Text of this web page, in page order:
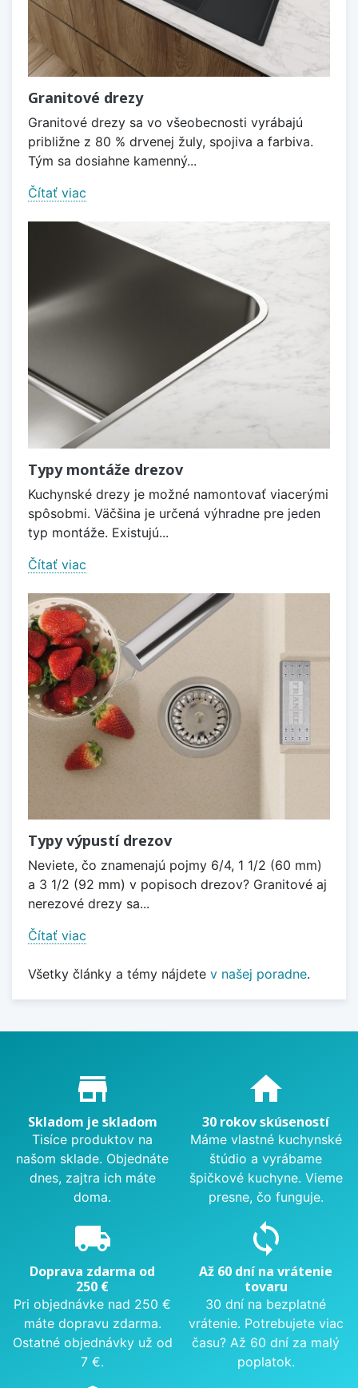
Granitové drezy
Granitové drezy sa vo všeobecnosti vyrábajú
približne z 80 % drvenej žuly, spojiva a farbiva.
Tým sa dosiahne kamenný...
Čítať viac
Typy montáže drezov
Kuchynské drezy je možné namontovať viacerými
spôsobmi. Väčšina je určená výhradne pre jeden
typ montáže. Existujú...
Čítať viac
Typy výpustí drezov
Neviete, čo znamenajú pojmy 6/4, 1 1/2 (60 mm)
a 3 1/2 (92 mm) v popisoch drezov? Granitové aj
nerezové drezy sa...
Čítať viac
Všetky články a témy nájdete v našej poradne.
Proč nakupovat u nás?
store_mall_directory
Skladom je skladom
Tisíce produktov na
našom sklade. Objednáte
dnes, zajtra ich máte
doma.
home
30 rokov skúseností
Máme vlastné kuchynské
štúdio a vyrábame
špičkové kuchyne. Vieme
presne, čo funguje.
local_shipping
Doprava zdarma od
250 €
Pri objednávke nad 250 €
máte dopravu zdarma.
Ostatné objednávky už od
7 €.
sync
Až 60 dní na vrátenie
tovaru
30 dní na bezplatné
vrátenie. Potrebujete viac
času? Až 60 dní za malý
poplatok.